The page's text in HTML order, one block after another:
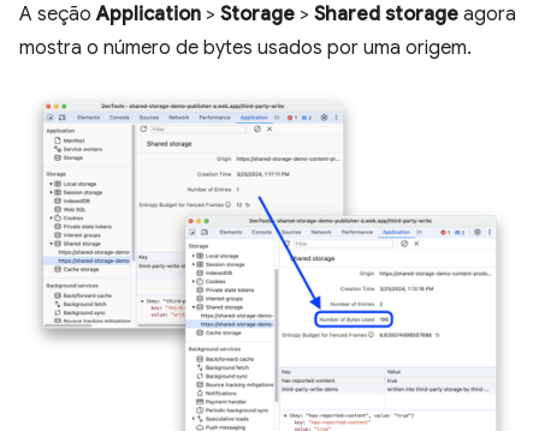
A seçãoApplication > Storage > Shared storage agora
mostra o número de bytes usados por uma origem.